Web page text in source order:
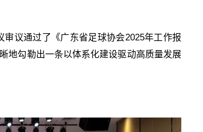
议通过了《广东省足球协会2025年工作报
地勾勒出一条以体系化建设驱动高质量发展